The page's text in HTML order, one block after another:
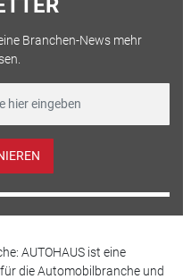
Branchen-News mehr
AUTOHAUS ist eine
die Automobilbranche und